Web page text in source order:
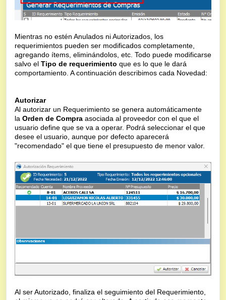
Mientras no estén Anulados ni Autorizados, los
requerimientos pueden ser modificados completamente,
agregando ítems, eliminándolos, etc. Todo puede modificarse
salvo el Tipo de requerimiento que es lo que le dará
comportamiento. A continuación describimos cada Novedad:
Autorizar
Al autorizar un Requerimiento se genera automáticamente
la Orden de Compra asociada al proveedor con el que el
usuario define que se va a operar. Podrá seleccionar el que
desee el usuario, aunque por defecto aparecerá
"recomendado" el que tiene el presupuesto de menor valor.
Al ser Autorizado, finaliza el seguimiento del Requerimiento,